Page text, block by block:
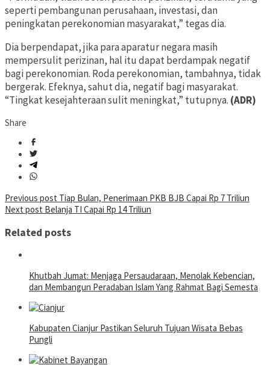
seperti pembangunan perusahaan, investasi, dan
peningkatan perekonomian masyarakat,” tegas dia.
Dia berpendapat, jika para aparatur negara masih
mempersulit perizinan, hal itu dapat berdampak negatif
bagi perekonomian. Roda perekonomian, tambahnya, tidak
bergerak. Efeknya, sahut dia, negatif bagi masyarakat.
“Tingkat kesejahteraan sulit meningkat,” tutupnya. (ADR)
Share
Post
navigation
Previous post Tiap Bulan, Penerimaan PKB BJB Capai Rp 7 Triliun
Next post Belanja TI Capai Rp 14 Triliun
Related posts
Khutbah Jumat: Menjaga Persaudaraan, Menolak Kebencian,
dan Membangun Peradaban Islam Yang Rahmat Bagi Semesta
Kabupaten Cianjur Pastikan Seluruh Tujuan Wisata Bebas
Pungli